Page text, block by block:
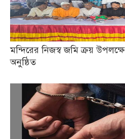
মন্দিরের নিজস্ব জমি ক্রয়
অনুষ্ঠিত